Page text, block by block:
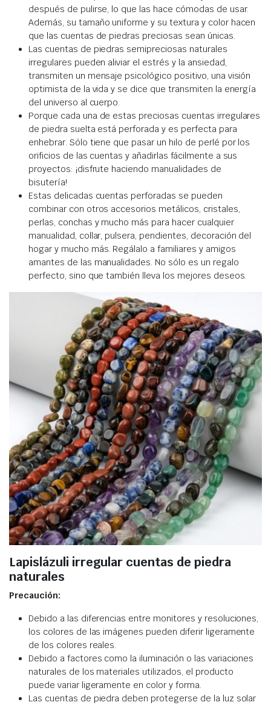
después de pulirse, lo que las hace cómodas de usar.
Además, su tamaño uniforme y su textura y color hacen
que las cuentas de piedras preciosas sean únicas.
Las cuentas de piedras semipreciosas naturales
irregulares pueden aliviar el estrés y la ansiedad,
transmiten un mensaje psicológico positivo, una visión
optimista de la vida y se dice que transmiten la energía
del universo al cuerpo.
Porque cada una de estas preciosas cuentas irregulares
de piedra suelta está perforada y es perfecta para
enhebrar. Sólo tiene que pasar un hilo de perlé por los
orificios de las cuentas y añadirlas fácilmente a sus
proyectos: ¡disfrute haciendo manualidades de
bisutería!
Estas delicadas cuentas perforadas se pueden
combinar con otros accesorios metálicos, cristales,
perlas, conchas y mucho más para hacer cualquier
manualidad, collar, pulsera, pendientes, decoración del
hogar y mucho más. Regálalo a familiares y amigos
amantes de las manualidades. No sólo es un regalo
perfecto, sino que también lleva los mejores deseos.
Lapislázuli irregular cuentas de piedra
naturales
Precaución:
Debido a las diferencias entre monitores y resoluciones,
los colores de las imágenes pueden diferir ligeramente
de los colores reales.
Debido a factores como la iluminación o las variaciones
naturales de los materiales utilizados, el producto
puede variar ligeramente en color y forma.
Las cuentas de piedra deben protegerse de la luz solar